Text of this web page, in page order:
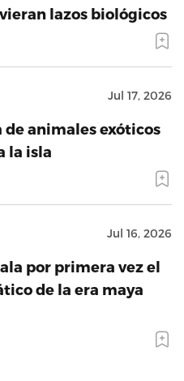
lazos biológicos
Jul 17, 2026
animales exóticos
la isla
Jul 16, 2026
por primera vez el
de la era maya